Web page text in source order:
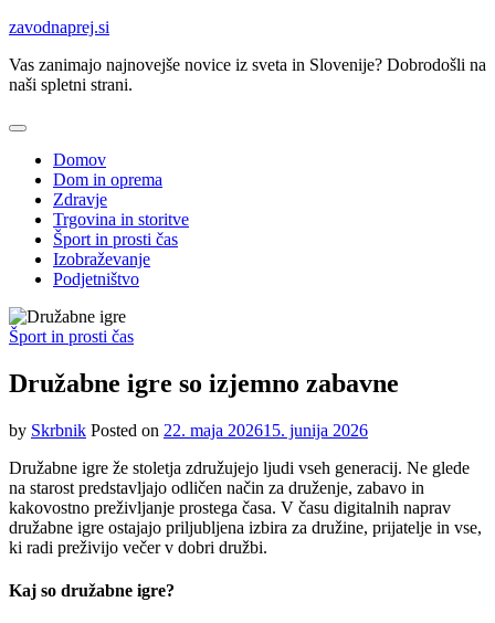
Skip
content
zavodnaprej.si
Vas zanimajo najnovejše novice iz sveta in Slovenije? Dobrodošli na
naši spletni strani.
Domov
Dom in oprema
Zdravje
Trgovina in storitve
Šport in prosti čas
Izobraževanje
Podjetništvo
Šport in prosti čas
Družabne igre so izjemno zabavne
by Skrbnik Posted on 22. maja 202615. junija 2026
Družabne igre že stoletja združujejo ljudi vseh generacij. Ne glede
na starost predstavljajo odličen način za druženje, zabavo in
kakovostno preživljanje prostega časa. V času digitalnih naprav
družabne igre ostajajo priljubljena izbira za družine, prijatelje in vse,
ki radi preživijo večer v dobri družbi.
Kaj so družabne igre?